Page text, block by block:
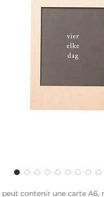
contenir une carte A6,